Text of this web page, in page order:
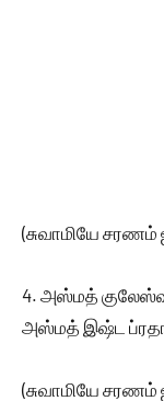
(சுவாமியே சரணம்
4. அஸ்மத்
அஸ்மத் இஷ்ட
(சுவாமியே சரணம்